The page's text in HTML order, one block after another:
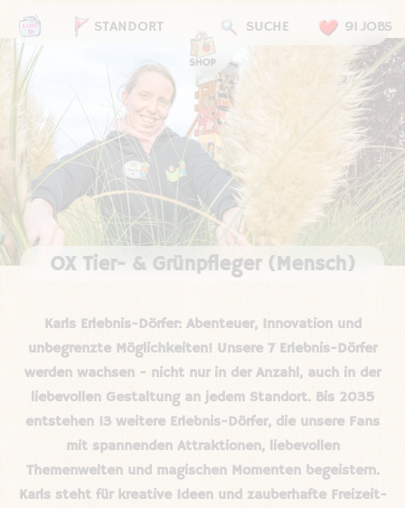
STANDORT SUCHE 91 JOBS
OX Tier- & Grünpfleger (Mensch)
Karls Erlebnis-Dörfer: Abenteuer, Innovation und
unbegrenzte Möglichkeiten! Unsere 7 Erlebnis-Dörfer
werden wachsen - nicht nur in der Anzahl, auch in der
liebevollen Gestaltung an jedem Standort. Bis 2035
entstehen 13 weitere Erlebnis-Dörfer, die unsere Fans
mit spannenden Attraktionen, liebevollen
Themenwelten und magischen Momenten begeistern.
Karls steht für kreative Ideen und zauberhafte Freizeit-